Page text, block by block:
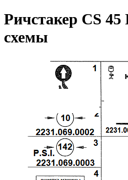
Ричстакер CS
схемы